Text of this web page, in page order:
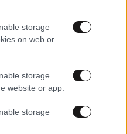
storage
on web or
storage
website or app.
storage
καλό σου.
απογοήτευση είναι αυτή!